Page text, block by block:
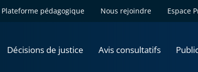
Plateforme pédagogique Nous rejoindre Espace
Décisions de justice Avis consultatifs